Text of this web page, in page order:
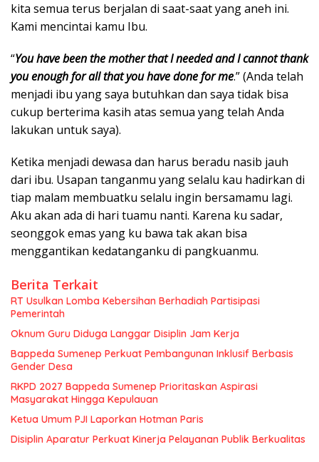
kita semua terus berjalan di saat-saat yang aneh ini.
Kami mencintai kamu Ibu.
“You have been the mother that I needed and I cannot thank
you enough for all that you have done for me.” (Anda telah
menjadi ibu yang saya butuhkan dan saya tidak bisa
cukup berterima kasih atas semua yang telah Anda
lakukan untuk saya).
Ketika menjadi dewasa dan harus beradu nasib jauh
dari ibu. Usapan tanganmu yang selalu kau hadirkan di
tiap malam membuatku selalu ingin bersamamu lagi.
Aku akan ada di hari tuamu nanti. Karena ku sadar,
seonggok emas yang ku bawa tak akan bisa
menggantikan kedatanganku di pangkuanmu.
Berita Terkait
RT Usulkan Lomba Kebersihan Berhadiah Partisipasi
Pemerintah
Oknum Guru Diduga Langgar Disiplin Jam Kerja
Bappeda Sumenep Perkuat Pembangunan Inklusif Berbasis
Gender Desa
RKPD 2027 Bappeda Sumenep Prioritaskan Aspirasi
Masyarakat Hingga Kepulauan
Ketua Umum PJI Laporkan Hotman Paris
Disiplin Aparatur Perkuat Kinerja Pelayanan Publik Berkualitas